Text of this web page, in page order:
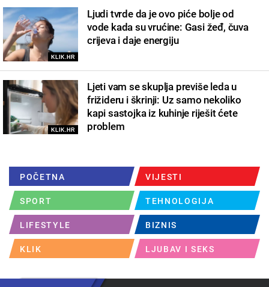
KLIK.HR
Ljudi tvrde da je ovo piće bolje od
vode kada su vrućine: Gasi žeđ, čuva
crijeva i daje energiju
KLIK.HR
Ljeti vam se skuplja previše leda u
frižideru i škrinji: Uz samo nekoliko
kapi sastojka iz kuhinje riješit ćete
problem
POČETNA VIJESTI
SPORT TEHNOLOGIJA
LIFESTYLE BIZNIS
KLIK LJUBAV I SEKS